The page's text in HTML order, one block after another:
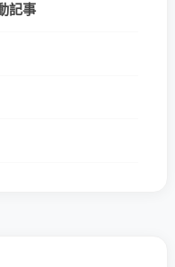
記事